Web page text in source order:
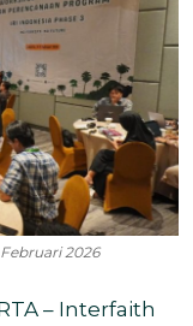
2026
– Interfaith